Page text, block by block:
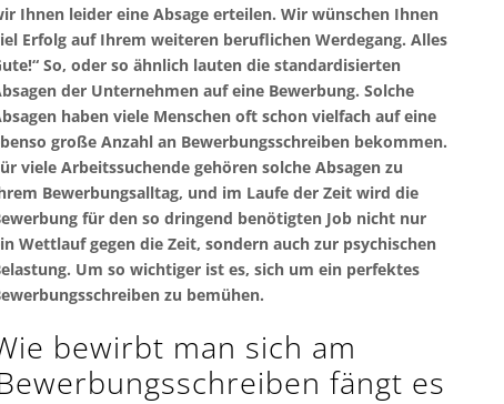
Ihnen leider eine Absage erteilen. Wir wünschen Ihnen
Erfolg auf Ihrem weiteren beruflichen Werdegang. Alles
So, oder so ähnlich lauten die standardisierten
der Unternehmen auf eine Bewerbung. Solche
haben viele Menschen oft schon vielfach auf eine
große Anzahl an Bewerbungsschreiben bekommen.
viele Arbeitssuchende gehören solche Absagen zu
Bewerbungsalltag, und im Laufe der Zeit wird die
für den so dringend benötigten Job nicht nur
Wettlauf gegen die Zeit, sondern auch zur psychischen
Um so wichtiger ist es, sich um ein perfektes
zu bemühen.
bewirbt man sich am
fängt es